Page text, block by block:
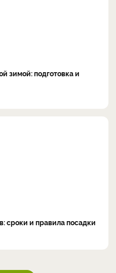
зимой: подготовка и
сроки и правила посадки